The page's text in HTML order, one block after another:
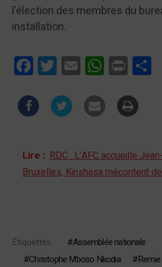
l’élection des membres du
installation.
FacebookTwitterEmail WhatsApp
Print
Lire : RDC : L’AFC accueille
Bruxelles, Kinshasa mécontent
Étiquettes :
Assemblée nationale
Christophe Mboso Nkodia